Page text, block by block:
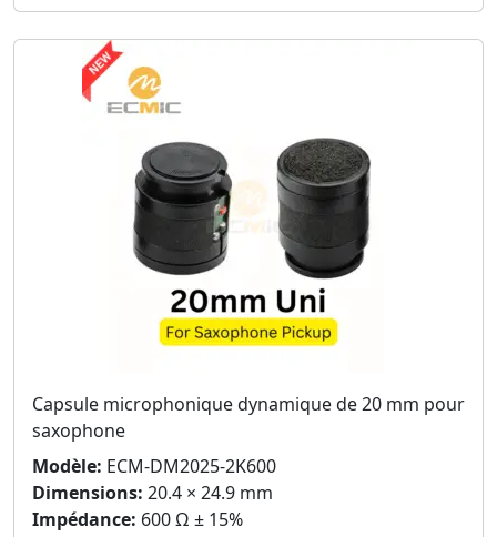
Capsule microphonique dynamique de 20 mm pour
saxophone
Modèle: ECM-DM2025-2K600
Dimensions: 20.4 × 24.9 mm
Impédance: 600 Ω ± 15%